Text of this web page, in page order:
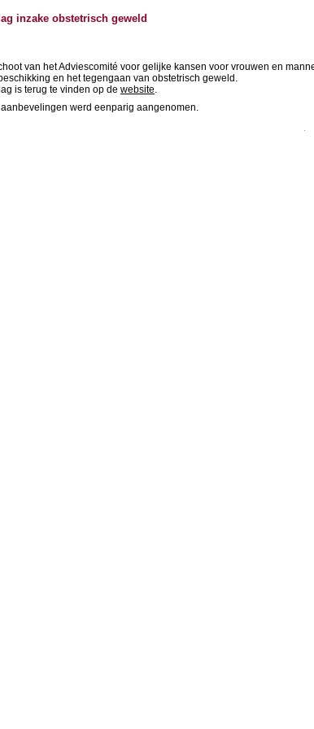
inzake obstetrisch geweld
van het Adviescomité voor gelijke kansen voor vrouwen en
en het tegengaan van obstetrisch geweld.
is terug te vinden op de website.
werd eenparig aangenomen.